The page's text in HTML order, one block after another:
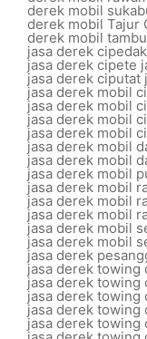
derek mobil
derek mobil Tajur
derek mobil
jasa derek
jasa derek cipete
jasa derek ciputat
jasa derek mobil
jasa derek mobil
jasa derek mobil
jasa derek mobil
jasa derek mobil
jasa derek mobil
jasa derek mobil
jasa derek mobil
jasa derek mobil
jasa derek mobil
jasa derek mobil
jasa derek mobil
jasa derek
jasa derek towing
jasa derek towing
jasa derek towing
jasa derek towing
jasa derek towing